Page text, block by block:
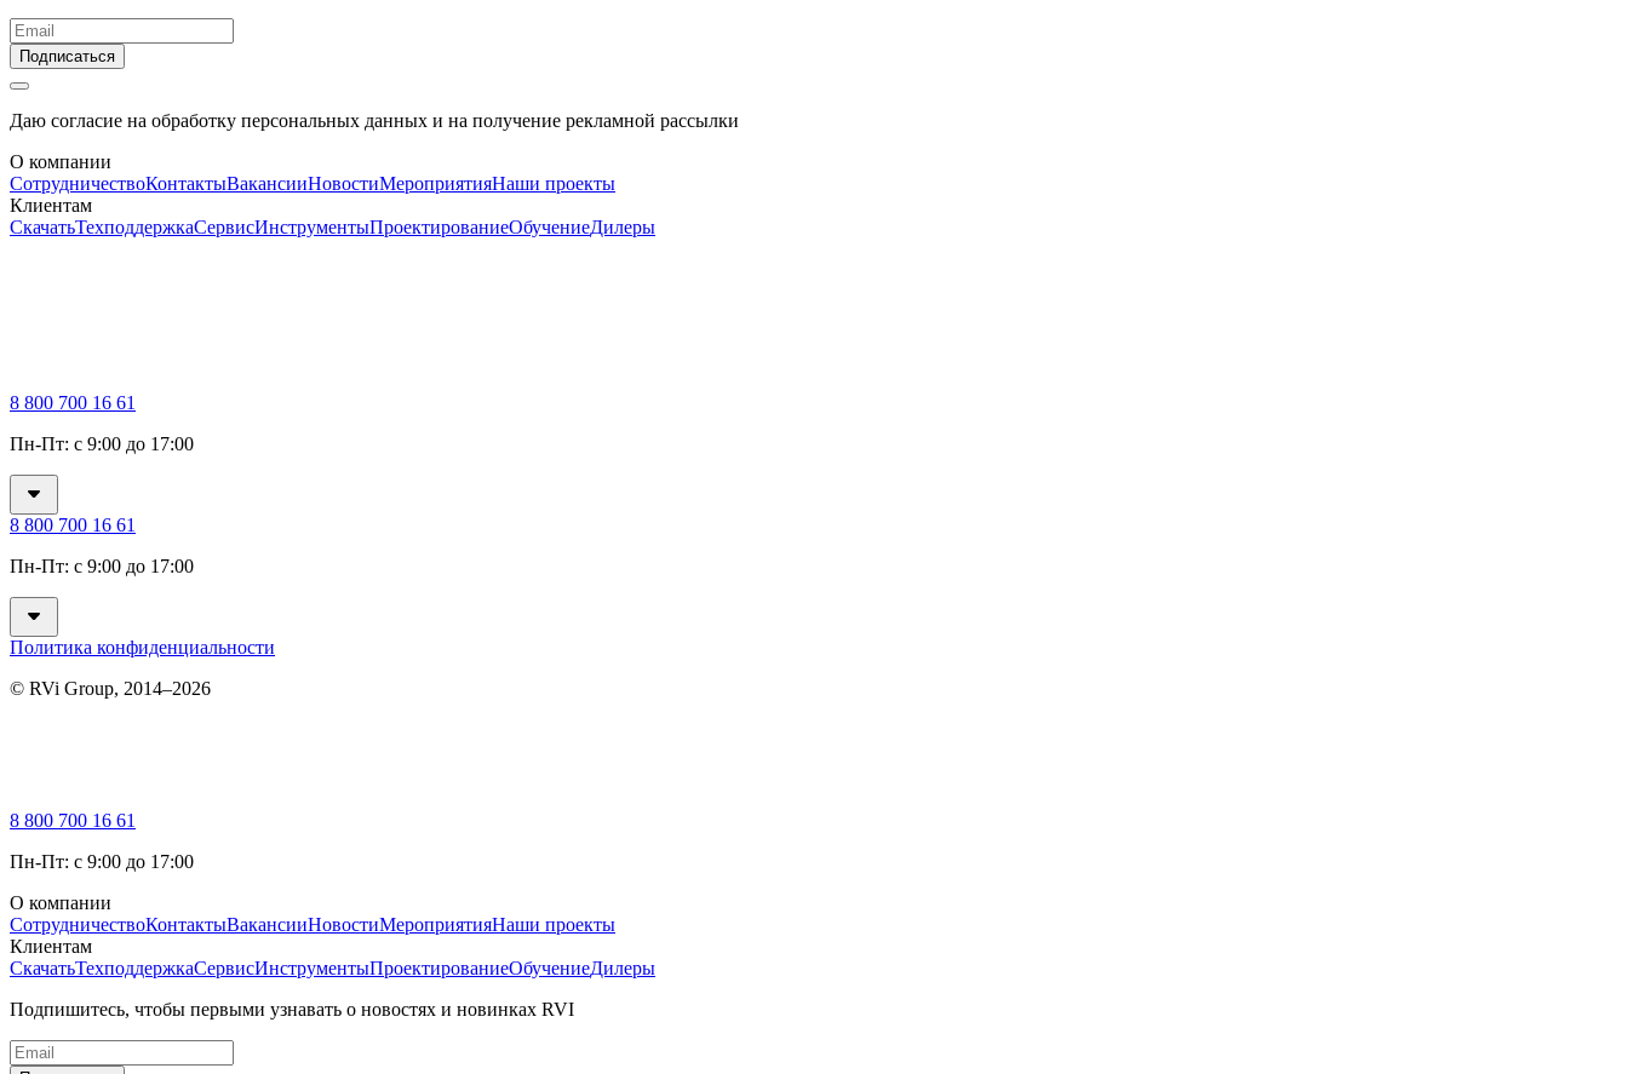
Подписаться
Даю согласие на обработку персональных данных и на получение рекламной рассылки
О компании
СотрудничествоКонтактыВакансииНовостиМероприятияНаши проекты
Клиентам
СкачатьТехподдержкаСервисИнструментыПроектированиеОбучениеДилеры
8 800 700 16 61
Пн-Пт: с 9:00 до 17:00
8 800 700 16 61
Пн-Пт: с 9:00 до 17:00
Политика конфиденциальности
© RVi Group, 2014–2026
8 800 700 16 61
Пн-Пт: с 9:00 до 17:00
О компании
СотрудничествоКонтактыВакансииНовостиМероприятияНаши проекты
Клиентам
СкачатьТехподдержкаСервисИнструментыПроектированиеОбучениеДилеры
Подпишитесь, чтобы первыми узнавать о новостях и новинках RVI